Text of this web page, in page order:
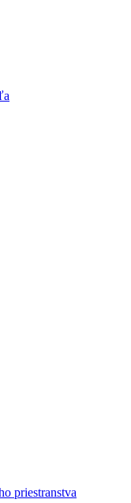
priestranstva